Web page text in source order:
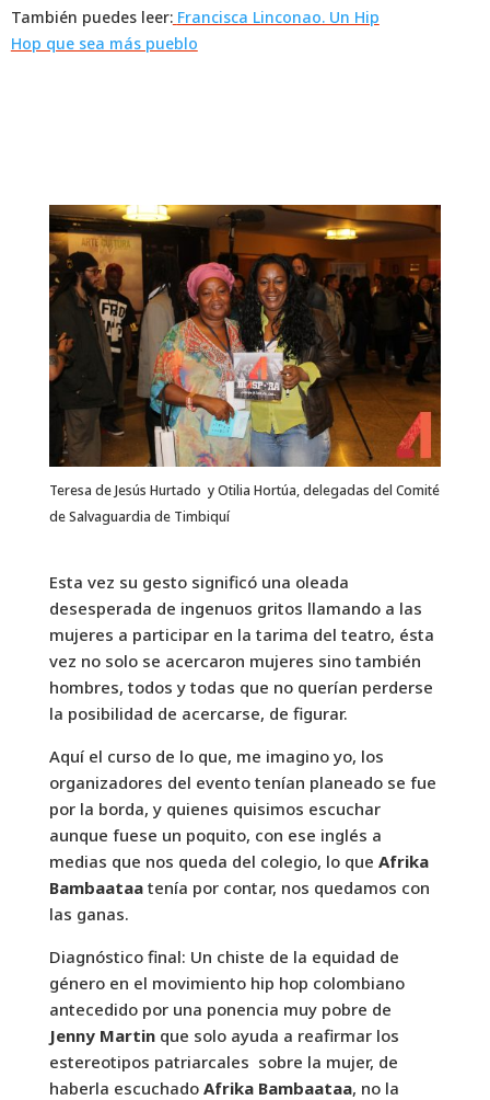
También puedes leer: Francisca Linconao. Un Hip
Hop que sea más pueblo
Teresa de Jesús Hurtado y Otilia Hortúa, delegadas del Comité
de Salvaguardia de Timbiquí
Esta vez su gesto significó una oleada
desesperada de ingenuos gritos llamando a las
mujeres a participar en la tarima del teatro, ésta
vez no solo se acercaron mujeres sino también
hombres, todos y todas que no querían perderse
la posibilidad de acercarse, de figurar.
Aquí el curso de lo que, me imagino yo, los
organizadores del evento tenían planeado se fue
por la borda, y quienes quisimos escuchar
aunque fuese un poquito, con ese inglés a
medias que nos queda del colegio, lo que Afrika
Bambaataatenía por contar, nos quedamos con
las ganas.
Diagnóstico final: Un chiste de la equidad de
género en el movimiento hip hop colombiano
antecedido por una ponencia muy pobre de
Jenny Martinque solo ayuda a reafirmar los
estereotipos patriarcales sobre la mujer, de
haberla escuchado Afrika Bambaataa, no la